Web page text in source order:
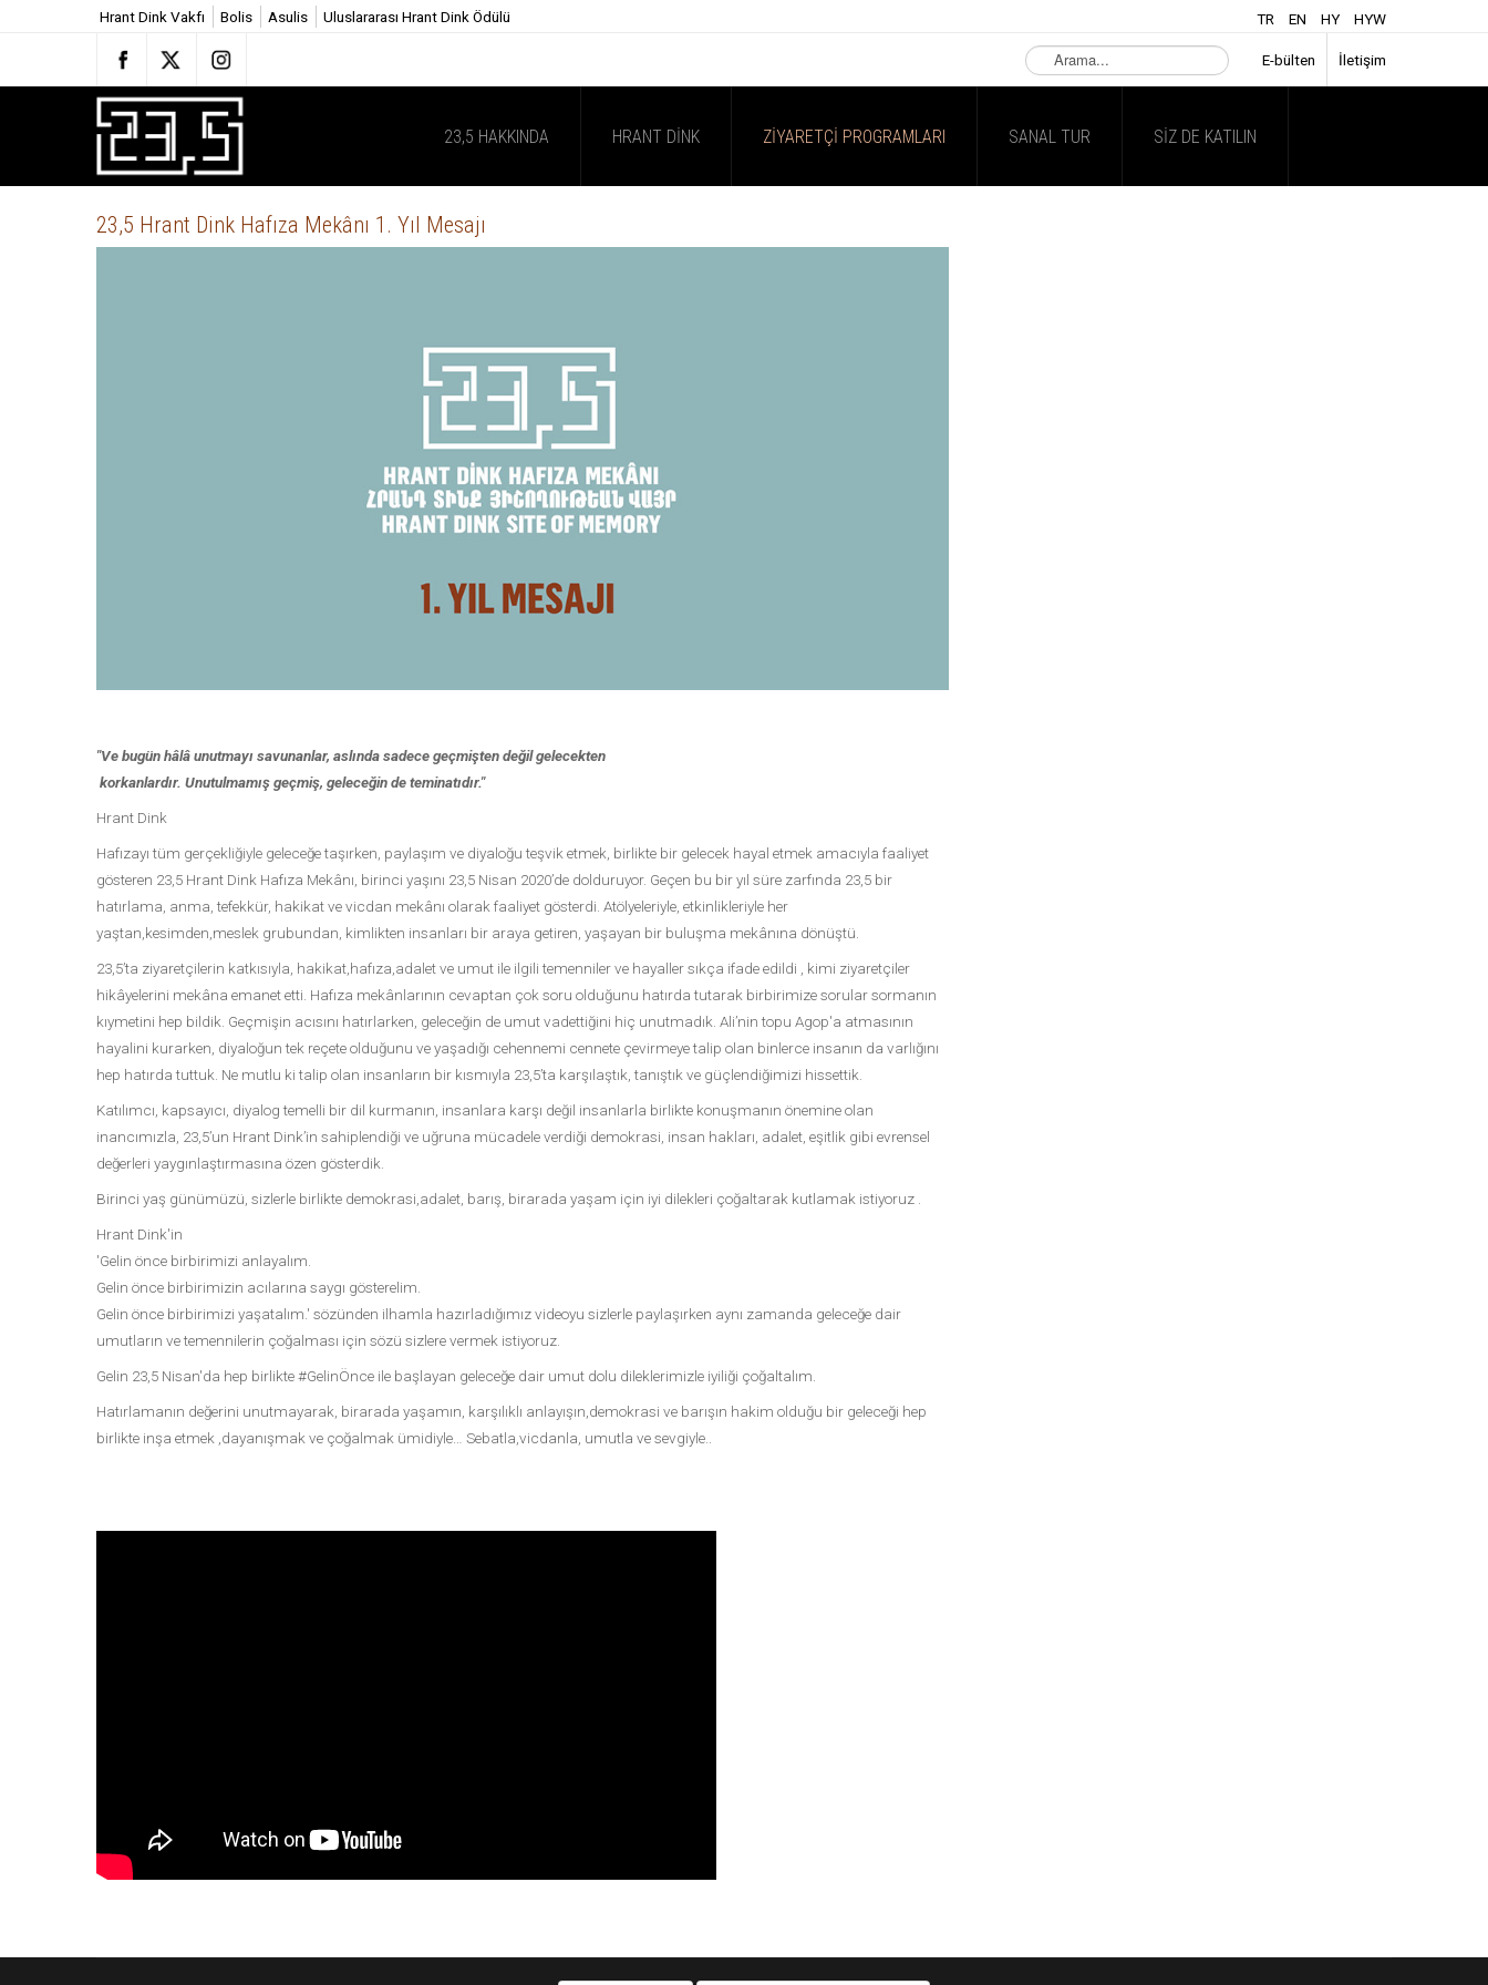
Hrant Dink Vakfı Bolis Asulis Uluslararası Hrant Dink Ödülü TR EN HY HYW
Arama...
E-bülten İletişim
23,5 HAKKINDA HRANT DINK ZIYARETÇI PROGRAMLARI SANAL TUR SIZ DE KATILIN
23,5 Hrant Dink Hafıza Mekânı 1. Yıl Mesajı
"Ve bugün hâlâ unutmayı savunanlar, aslında sadece geçmişten değil gelecekten
korkanlardır. Unutulmamış geçmiş, geleceğin de teminatıdır."
Hrant Dink
Hafızayı tüm gerçekliğiyle geleceğe taşırken, paylaşım ve diyaloğu teşvik etmek, birlikte bir gelecek hayal etmek amacıyla faaliyet
gösteren 23,5 Hrant Dink Hafıza Mekânı, birinci yaşını 23,5 Nisan 2020’de dolduruyor. Geçen bu bir yıl süre zarfında 23,5 bir
hatırlama, anma, tefekkür, hakikat ve vicdan mekânı olarak faaliyet gösterdi. Atölyeleriyle, etkinlikleriyle her
yaştan,kesimden,meslek grubundan, kimlikten insanları bir araya getiren, yaşayan bir buluşma mekânına dönüştü.
23,5’ta ziyaretçilerin katkısıyla, hakikat,hafıza,adalet ve umut ile ilgili temenniler ve hayaller sıkça ifade edildi , kimi ziyaretçiler
hikâyelerini mekâna emanet etti. Hafıza mekânlarının cevaptan çok soru olduğunu hatırda tutarak birbirimize sorular sormanın
kıymetini hep bildik. Geçmişin acısını hatırlarken, geleceğin de umut vadettiğini hiç unutmadık. Ali’nin topu Agop'a atmasının
hayalini kurarken, diyaloğun tek reçete olduğunu ve yaşadığı cehennemi cennete çevirmeye talip olan binlerce insanın da varlığını
hep hatırda tuttuk. Ne mutlu ki talip olan insanların bir kısmıyla 23,5’ta karşılaştık, tanıştık ve güçlendiğimizi hissettik.
Katılımcı, kapsayıcı, diyalog temelli bir dil kurmanın, insanlara karşı değil insanlarla birlikte konuşmanın önemine olan
inancımızla, 23,5’un Hrant Dink’in sahiplendiği ve uğruna mücadele verdiği demokrasi, insan hakları, adalet, eşitlik gibi evrensel
değerleri yaygınlaştırmasına özen gösterdik.
Birinci yaş günümüzü, sizlerle birlikte demokrasi,adalet, barış, birarada yaşam için iyi dilekleri çoğaltarak kutlamak istiyoruz .
Hrant Dink'in
'Gelin önce birbirimizi anlayalım.
Gelin önce birbirimizin acılarına saygı gösterelim.
Gelin önce birbirimizi yaşatalım.' sözünden ilhamla hazırladığımız videoyu sizlerle paylaşırken aynı zamanda geleceğe dair
umutların ve temennilerin çoğalması için sözü sizlere vermek istiyoruz.
Gelin 23,5 Nisan'da hep birlikte #GelinÖnce ile başlayan geleceğe dair umut dolu dileklerimizle iyiliği çoğaltalım.
Hatırlamanın değerini unutmayarak, birarada yaşamın, karşılıklı anlayışın,demokrasi ve barışın hakim olduğu bir geleceği hep
birlikte inşa etmek ,dayanışmak ve çoğalmak ümidiyle… Sebatla,vicdanla, umutla ve sevgiyle..